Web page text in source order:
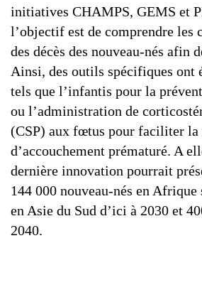
initiatives CHAMPS, GEMS et
l’objectif est de comprendre les
des décès des nouveau-nés afin
Ainsi, des outils spécifiques ont
tels que l’infantis pour la
ou l’administration de
(CSP) aux fœtus pour faciliter la
d’accouchement prématuré. A
dernière innovation pourrait
144 000 nouveau-nés en Afrique
en Asie du Sud d’ici à 2030 et
2040.